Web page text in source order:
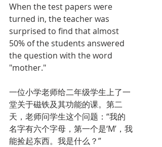
When the test papers were
turned in, the teacher was
surprised to find that almost
50% of the students answered
the question with the word
"mother."
一位小学老师给二年级学生上了一
堂关于磁铁及其功能的课。第二
天，老师问学生这个问题：“我的
名字有六个字母，第一个是‘M’，我
能捡起东西。我是什么？”